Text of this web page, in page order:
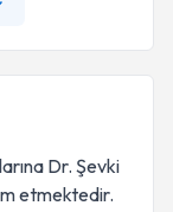
Dr. Şevki
etmektedir.